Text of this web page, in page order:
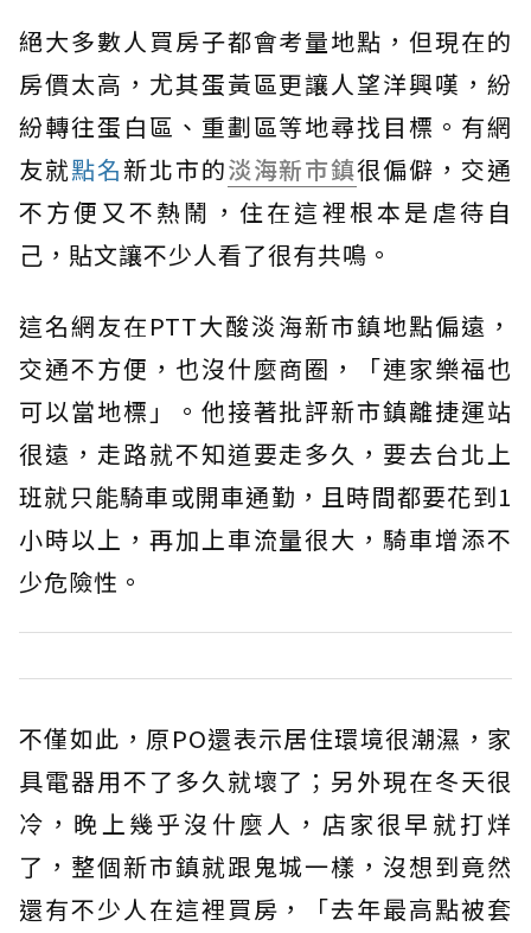
絕大多數人買房子都會考量地點，但現在的
房價太高，尤其蛋黃區更讓人望洋興嘆，紛
紛轉往蛋白區、重劃區等地尋找目標。有網
友就點名新北市的淡海新市鎮很偏僻，交通
不方便又不熱鬧，住在這裡根本是虐待自
己，貼文讓不少人看了很有共鳴。
這名網友在PTT大酸淡海新市鎮地點偏遠，
交通不方便，也沒什麼商圈，「連家樂福也
可以當地標」。他接著批評新市鎮離捷運站
很遠，走路就不知道要走多久，要去台北上
班就只能騎車或開車通勤，且時間都要花到1
小時以上，再加上車流量很大，騎車增添不
少危險性。
不僅如此，原PO還表示居住環境很潮濕，家
具電器用不了多久就壞了；另外現在冬天很
冷，晚上幾乎沒什麼人，店家很早就打烊
了，整個新市鎮就跟鬼城一樣，沒想到竟然
還有不少人在這裡買房，「去年最高點被套